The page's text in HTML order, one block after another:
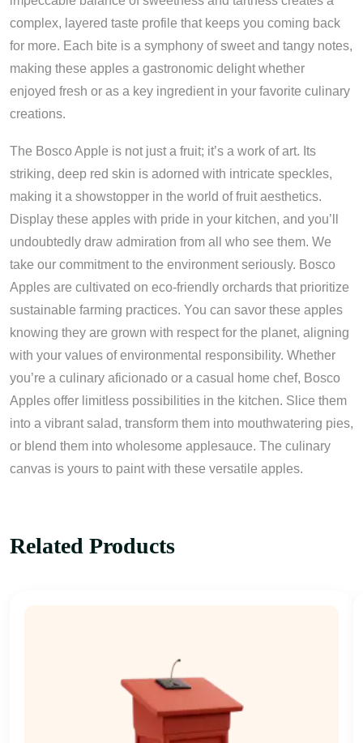
complex, layered taste profile that keeps you coming back
for more. Each bite is a symphony of sweet and tangy notes,
making these apples a gastronomic delight whether
enjoyed fresh or as a key ingredient in your favorite culinary
creations.
The Bosco Apple is not just a fruit; it’s a work of art. Its
striking, deep red skin is adorned with intricate speckles,
making it a showstopper in the world of fruit aesthetics.
Display these apples with pride in your kitchen, and you’ll
undoubtedly draw admiration from all who see them. We
take our commitment to the environment seriously. Bosco
Apples are cultivated on eco-friendly orchards that prioritize
sustainable farming practices. You can savor these apples
knowing they are grown with respect for the planet, aligning
with your values of environmental responsibility. Whether
you’re a culinary aficionado or a casual home chef, Bosco
Apples offer limitless possibilities in the kitchen. Slice them
into a vibrant salad, transform them into mouthwatering pies,
or blend them into wholesome applesauce. The culinary
canvas is yours to paint with these versatile apples.
Related Products